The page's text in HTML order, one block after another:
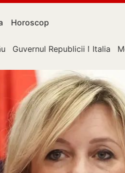
Horoscop
Guvernul Republicii Moldova
Italia